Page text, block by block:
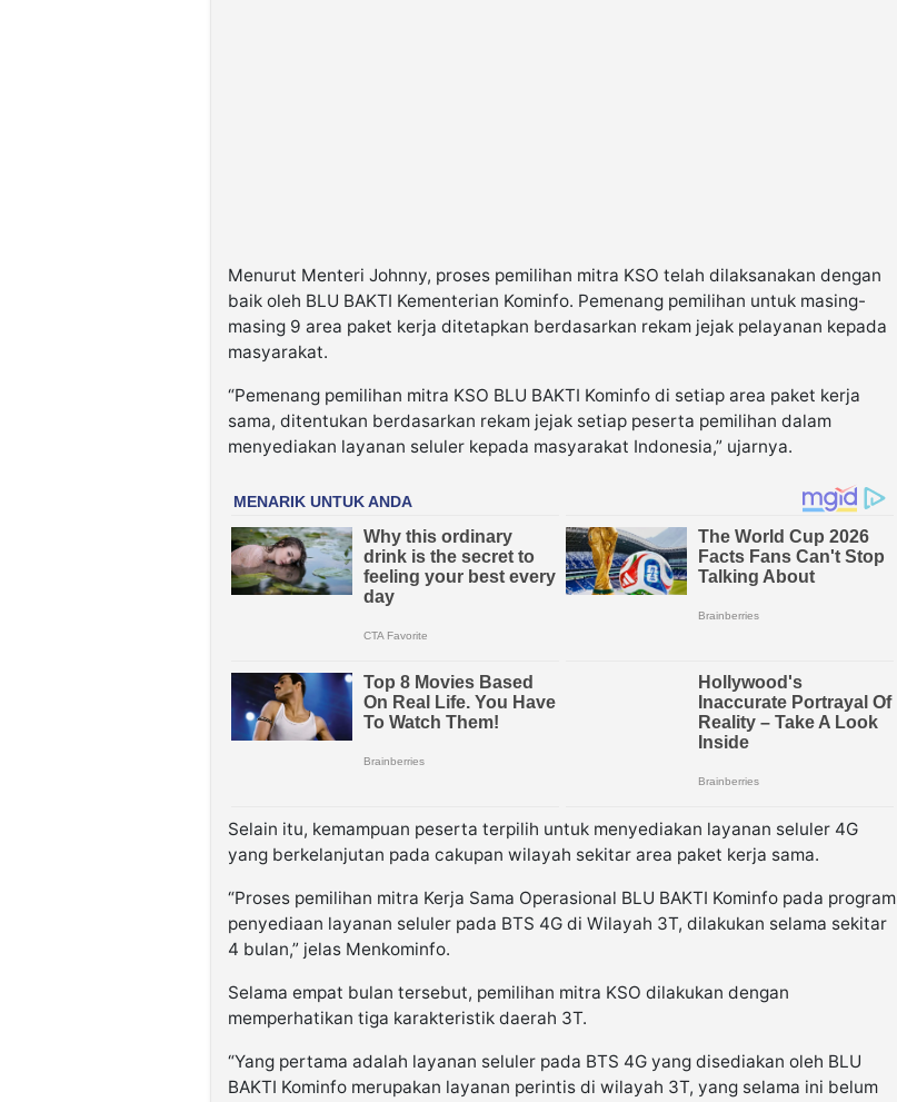
Menurut Menteri Johnny, proses pemilihan mitra KSO telah dilaksanakan dengan
baik oleh BLU BAKTI Kementerian Kominfo. Pemenang pemilihan untuk masing-
masing 9 area paket kerja ditetapkan berdasarkan rekam jejak pelayanan kepada
masyarakat.
“Pemenang pemilihan mitra KSO BLU BAKTI Kominfo di setiap area paket kerja
sama, ditentukan berdasarkan rekam jejak setiap peserta pemilihan dalam
menyediakan layanan seluler kepada masyarakat Indonesia,” ujarnya.
Selain itu, kemampuan peserta terpilih untuk menyediakan layanan seluler 4G
yang berkelanjutan pada cakupan wilayah sekitar area paket kerja sama.
“Proses pemilihan mitra Kerja Sama Operasional BLU BAKTI Kominfo pada program
penyediaan layanan seluler pada BTS 4G di Wilayah 3T, dilakukan selama sekitar
4 bulan,” jelas Menkominfo.
Selama empat bulan tersebut, pemilihan mitra KSO dilakukan dengan
memperhatikan tiga karakteristik daerah 3T.
“Yang pertama adalah layanan seluler pada BTS 4G yang disediakan oleh BLU
BAKTI Kominfo merupakan layanan perintis di wilayah 3T, yang selama ini belum